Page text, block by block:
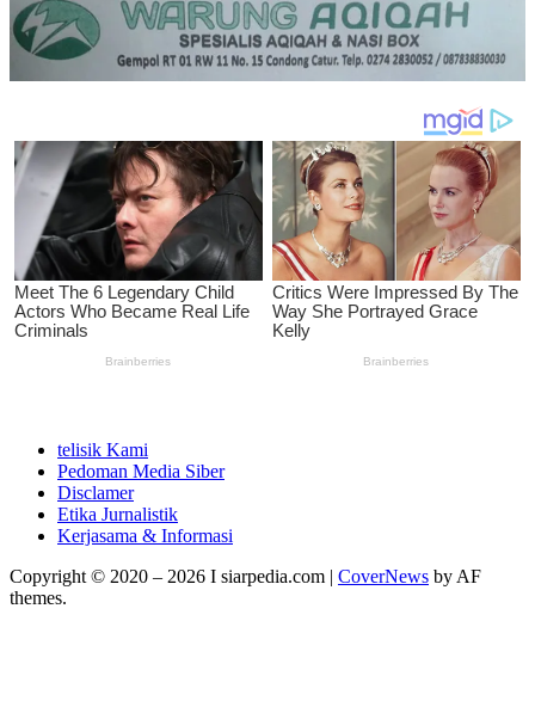
telisik Kami
Pedoman Media Siber
Disclamer
Etika Jurnalistik
Kerjasama & Informasi
Copyright © 2020 – 2026 I siarpedia.com | CoverNews by AF
themes.